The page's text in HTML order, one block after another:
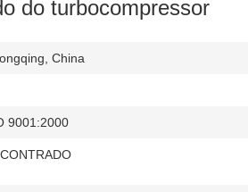
do turbocompressor
China
9001:2000